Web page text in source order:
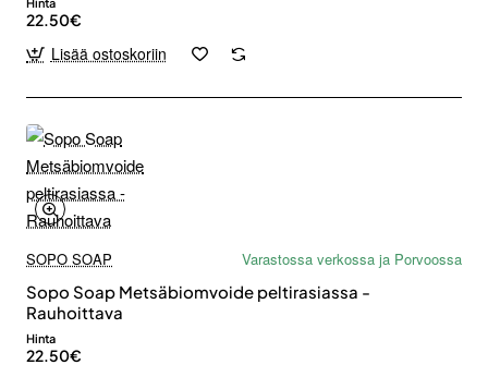
22.50€
Lisää ostoskoriin
SOPO SOAP
Varastossa verkossa ja Porvoossa
Sopo Soap Metsäbiomvoide peltirasiassa -
Rauhoittava
Hinta
22.50€